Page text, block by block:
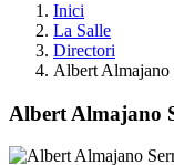
Inici
La Salle
Directori
Albert Almajano
Albert Almajano